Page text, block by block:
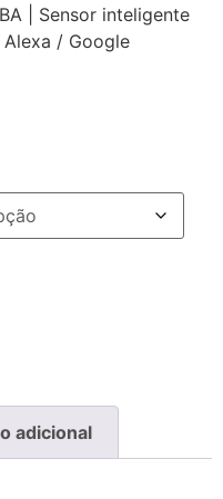
| Sensor inteligente
/ Google
adicional